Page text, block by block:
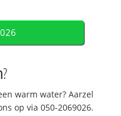
?
warm water? Aarzel
op via 050-2069026.